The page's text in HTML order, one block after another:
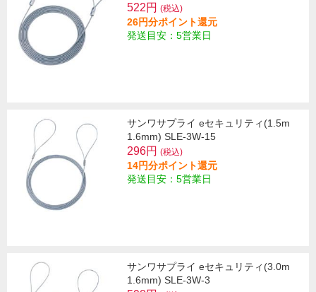
522円 (税込)
26円分ポイント還元
発送目安：5営業日
サンワサプライ eセキュリティ(1.5m
1.6mm) SLE-3W-15
296円 (税込)
14円分ポイント還元
発送目安：5営業日
サンワサプライ eセキュリティ(3.0m
1.6mm) SLE-3W-3